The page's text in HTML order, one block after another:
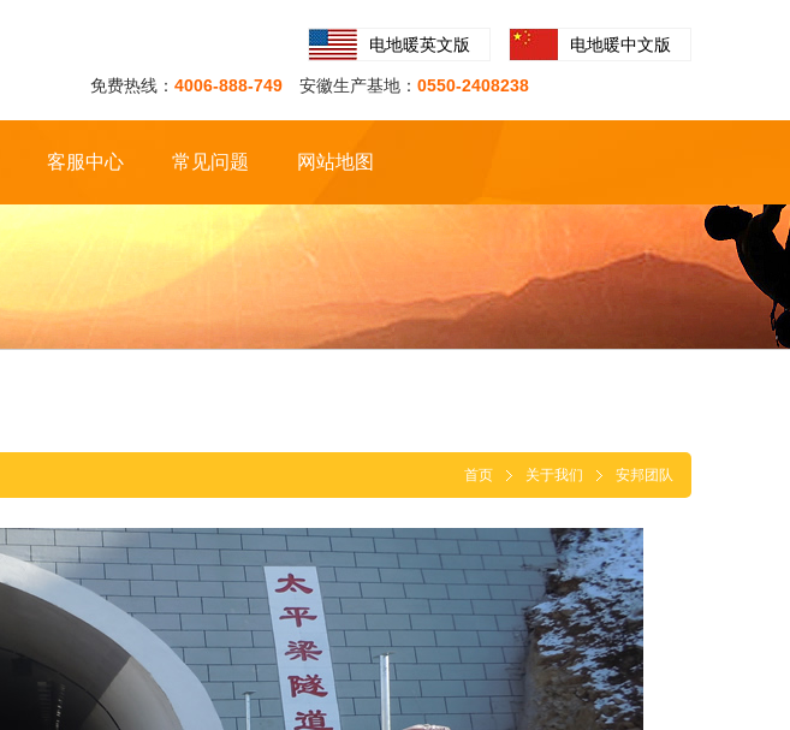
电地暖英文版 电地暖中文版
免费热线： 4006-888-749 安徽生产基地： 0550-2408238
客服中心 常见问题 网站地图
首页 关于我们 安邦团队